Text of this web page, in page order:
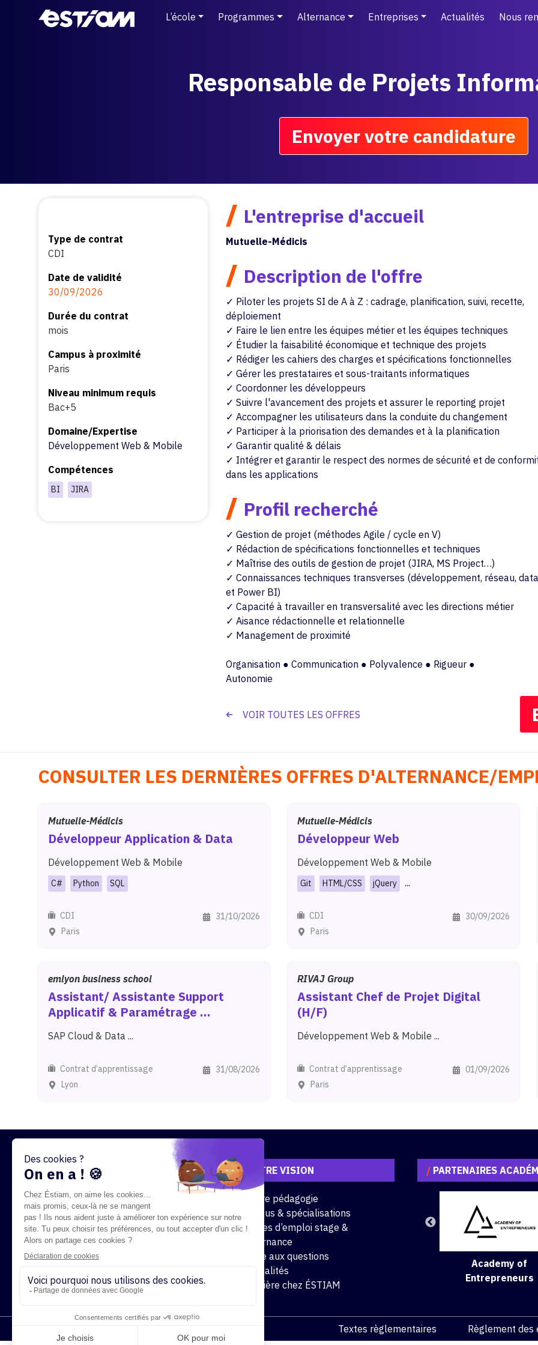
L’école Programmes Alternance Entreprises Actualités Nous
Responsable de Projets
Envoyer votre candidature
Type de contrat
CDI
Date de validité
30/09/2026
Durée du contrat
mois
Campus à proximité
Paris
Niveau minimum requis
Bac+5
Domaine/Expertise
Développement Web & Mobile
Compétences
BI JIRA
/ L'entreprise d'accueil
Mutuelle-Médicis
/ Description de l'offre
✓ Piloter les projets SI de A à Z : cadrage, planification, suivi, recette,
déploiement
✓ Faire le lien entre les équipes métier et les équipes techniques
✓ Étudier la faisabilité économique et technique des projets
✓ Rédiger les cahiers des charges et spécifications fonctionnelles
✓ Gérer les prestataires et sous-traitants informatiques
✓ Coordonner les développeurs
✓ Suivre l'avancement des projets et assurer le reporting projet
✓ Accompagner les utilisateurs dans la conduite du changement
✓ Participer à la priorisation des demandes et à la planification
✓ Garantir qualité & délais
✓ Intégrer et garantir le respect des normes de sécurité et de
dans les applications
/ Profil recherché
✓ Gestion de projet (méthodes Agile / cycle en V)
✓ Rédaction de spécifications fonctionnelles et techniques
✓ Maîtrise des outils de gestion de projet (JIRA, MS Project…)
✓ Connaissances techniques transverses (développement, réseau,
et Power BI)
✓ Capacité à travailler en transversalité avec les directions métier
✓ Aisance rédactionnelle et relationnelle
✓ Management de proximité
Organisation ● Communication ● Polyvalence ● Rigueur ●
Autonomie
VOIR TOUTES LES OFFRES
CONSULTER LES DERNIÈRES OFFRES D'ALTERNANCE/
Mutuelle-Médicis
DéveloppeurApplication & Data
Développement Web & Mobile
C# Python SQL
CDI
31/10/2026
Paris
Mutuelle-Médicis
DéveloppeurWeb
Développement Web & Mobile
Git HTML/CSS jQuery ...
CDI
30/09/2026
Paris
emlyon business school
Assistant/Assistante Support
Applicatif & Paramétrage
Fonctionnel
SAP Cloud & Data ...
Contrat d’apprentissage
31/08/2026
Lyon
RIVAJ Group
Assistant Chef de Projet Digital
(H/F)
Développement Web & Mobile ...
Contrat d’apprentissage
01/09/2026
Paris
École supérieure des technologies
de l'information appliquées aux
métiers
/ NOTRE VISION
Notre pédagogie
Cursus & spécialisations
Offres d’emploi stage &
alternance
Foire aux questions
Actualités
Carrière chez ÉSTIAM
/ PARTENAIRES
Academy of
Entrepreneurs
Textes règlementaires Règlement des